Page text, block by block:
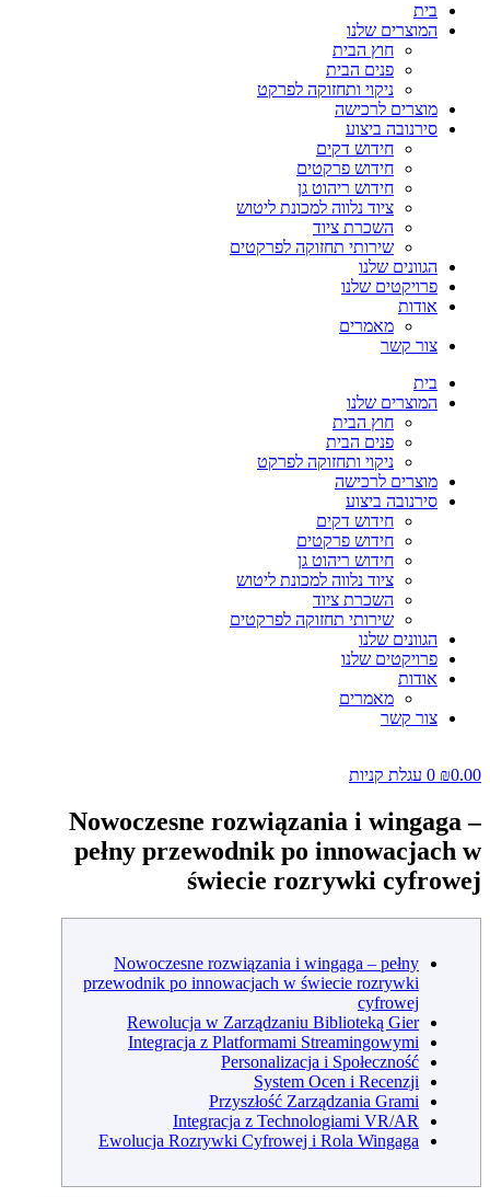
בית
המוצרים שלנו
חוץ הבית
פנים הבית
ניקוי ותחזוקה לפרקט
מוצרים לרכישה
סירנובה ביצוע
חידוש דקים
חידוש פרקטים
חידוש ריהוט גן
ציוד נלווה למכונת ליטוש
השכרת ציוד
שירותי תחזוקה לפרקטים
הגוונים שלנו
פרויקטים שלנו
אודות
מאמרים
צור קשר
בית
המוצרים שלנו
חוץ הבית
פנים הבית
ניקוי ותחזוקה לפרקט
מוצרים לרכישה
סירנובה ביצוע
חידוש דקים
חידוש פרקטים
חידוש ריהוט גן
ציוד נלווה למכונת ליטוש
השכרת ציוד
שירותי תחזוקה לפרקטים
הגוונים שלנו
פרויקטים שלנו
אודות
מאמרים
צור קשר
₪0.00
0 עגלת קניות
Nowoczesne rozwiązania i wingaga –
pełny przewodnik po innowacjach w
świecie rozrywki cyfrowej
Nowoczesne rozwiązania i wingaga – pełny
przewodnik po innowacjach w świecie rozrywki
cyfrowej
Rewolucja w Zarządzaniu Biblioteką Gier
Integracja z Platformami Streamingowymi
Personalizacja i Społeczność
System Ocen i Recenzji
Przyszłość Zarządzania Grami
Integracja z Technologiami VR/AR
Ewolucja Rozrywki Cyfrowej i Rola Wingaga